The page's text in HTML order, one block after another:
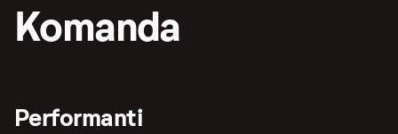
Komanda
Performanti